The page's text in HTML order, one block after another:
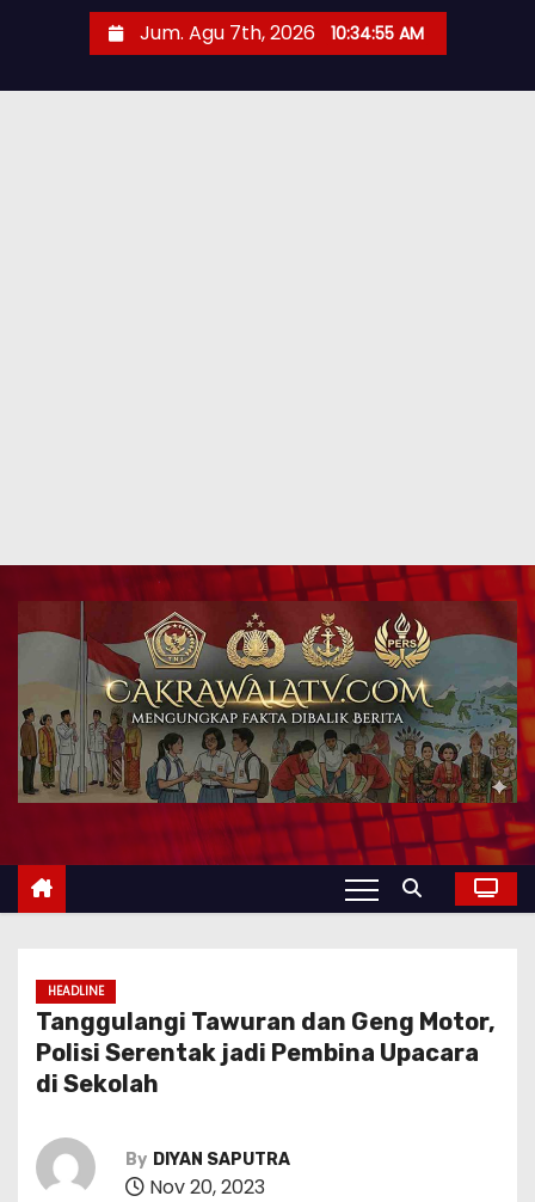
Jum. Agu 7th, 2026 10:34:57 AM
HEADLINE
Tanggulangi Tawuran dan Geng Motor,
Polisi Serentak jadi Pembina Upacara
di Sekolah
By DIYAN SAPUTRA
Nov 20, 2023